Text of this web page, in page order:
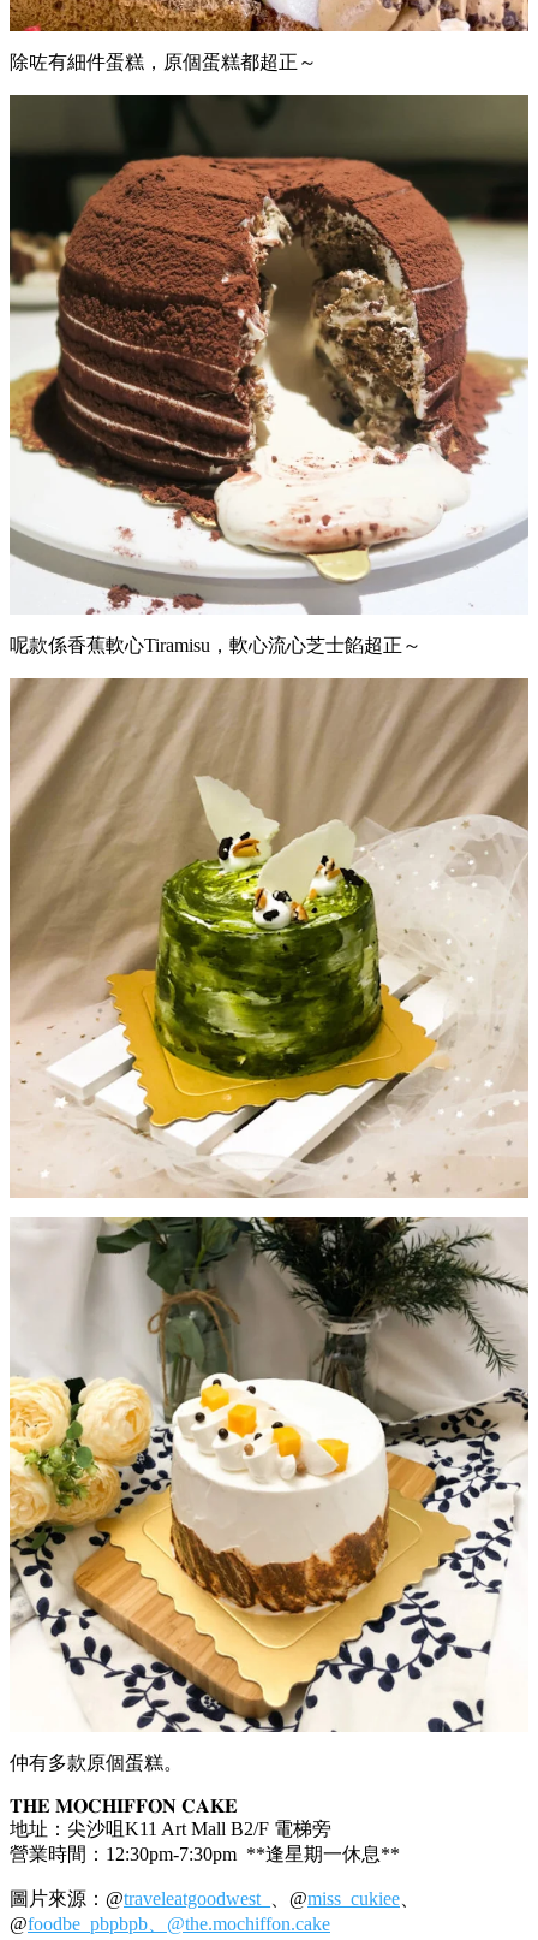
除咗有細件蛋糕，原個蛋糕都超正～
呢款係香蕉軟心Tiramisu，軟心流心芝士餡超正～
仲有多款原個蛋糕。
𝐓𝐇𝐄 𝐌𝐎𝐂𝐇𝐈𝐅𝐅𝐎𝐍 𝐂𝐀𝐊𝐄
地址：尖沙咀K11 Art Mall B2/F 電梯旁
營業時間：12:30pm-7:30pm **逢星期一休息**
圖片來源：@traveleatgoodwest_ 、@miss_cukiee
@foodbe_pbpbpb、 @the.mochiffon.cake